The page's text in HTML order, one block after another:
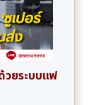
วยระบบแฟ